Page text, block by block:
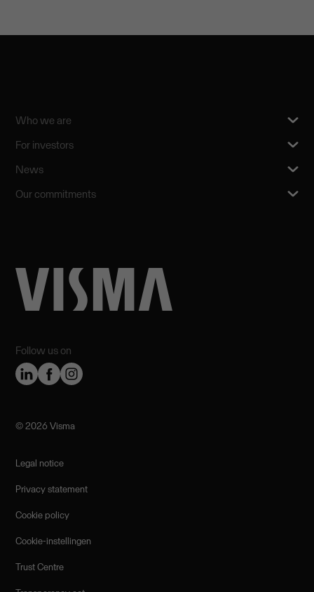
Follow us on
Who we are
For investors
News
Our commitments
©️ 2026 Visma
Legal notice
Privacy statement
Cookie policy
Cookie-instellingen
Trust Centre